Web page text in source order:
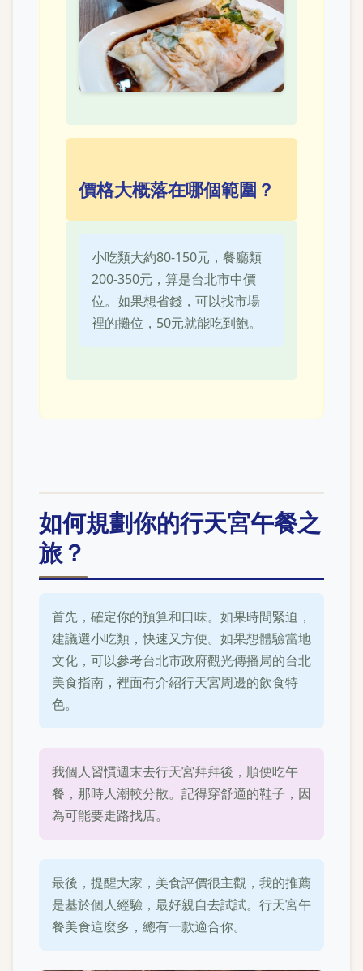
價格大概落在哪個範圍？
小吃類大約80-150元，餐廳類
200-350元，算是台北市中價
位。如果想省錢，可以找市場
裡的攤位，50元就能吃到飽。
如何規劃你的行天宮午餐之
旅？
首先，確定你的預算和口味。如果時間緊迫，
建議選小吃類，快速又方便。如果想體驗當地
文化，可以參考台北市政府觀光傳播局的台北
美食指南，裡面有介紹行天宮周邊的飲食特
色。
我個人習慣週末去行天宮拜拜後，順便吃午
餐，那時人潮較分散。記得穿舒適的鞋子，因
為可能要走路找店。
最後，提醒大家，美食評價很主觀，我的推薦
是基於個人經驗，最好親自去試試。行天宮午
餐美食這麼多，總有一款適合你。